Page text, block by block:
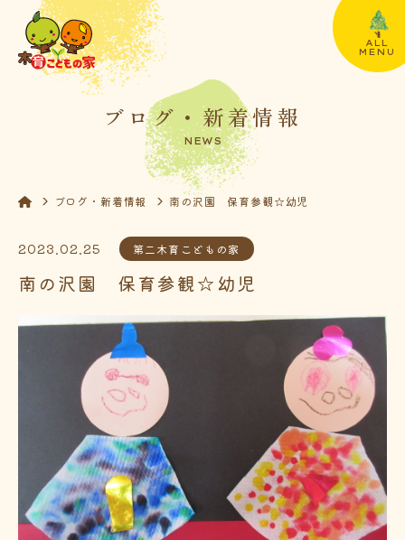
ALL
MENU
ブログ・新着情報
NEWS
ブログ・新着情報 南の沢園 保育参観☆幼児
2023.02.25 第二木育こどもの家
南の沢園 保育参観☆幼児